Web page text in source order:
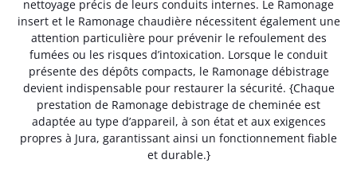
nettoyage précis de leurs conduits internes. Le Ramonage
insert et le Ramonage chaudière nécessitent également une
attention particulière pour prévenir le refoulement des
fumées ou les risques d’intoxication. Lorsque le conduit
présente des dépôts compacts, le Ramonage débistrage
devient indispensable pour restaurer la sécurité. {Chaque
prestation de Ramonage debistrage de cheminée est
adaptée au type d’appareil, à son état et aux exigences
propres à Jura, garantissant ainsi un fonctionnement fiable
et durable.}